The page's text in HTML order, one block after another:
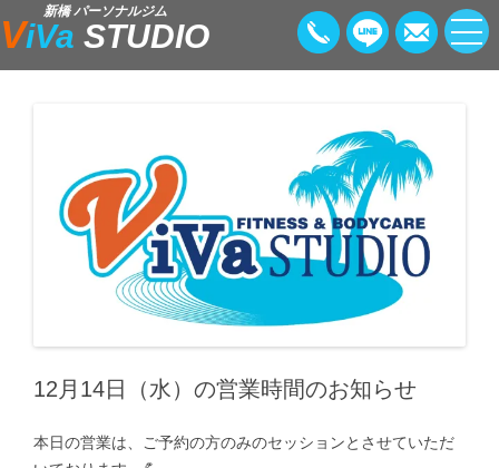
新橋 パーソナルジム
ViVa STUDIO
12月14日（水）の営業時間のお知らせ
本日の営業は、ご予約の方のみのセッションとさせていただ